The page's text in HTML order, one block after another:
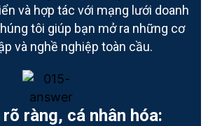
và hợp tác với mạng lưới doanh
tôi giúp bạn mở ra những cơ
và nghề nghiệp toàn cầu.
ràng, cá nhân hóa: